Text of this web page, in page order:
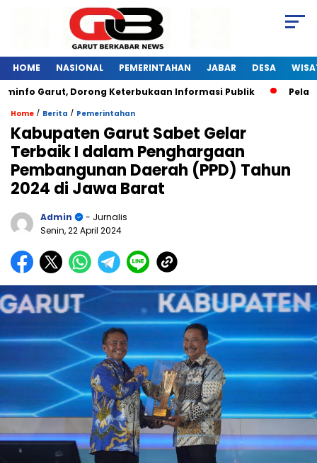
HOME NASIONAL PEMERINTAHAN JABAR DESA
Dorong Keterbukaan Informasi Publik
Pelatihan
Home / Berita / Pemerintahan
Kabupaten Garut Sabet Gelar
Terbaik I dalam Penghargaan
Pembangunan Daerah (PPD) Tahun
2024 di Jawa Barat
Admin
- Jurnalis
Senin, 22 April 2024